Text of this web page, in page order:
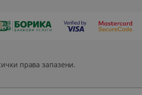
права запазени.